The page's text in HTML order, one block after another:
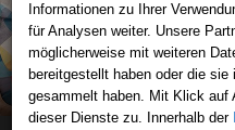
Informationen zu Ihrer
für Analysen weiter. Unsere
möglicherweise mit weiteren
bereitgestellt haben oder die
gesammelt haben. Mit Klick auf
dieser Dienste zu. Innerhalb der